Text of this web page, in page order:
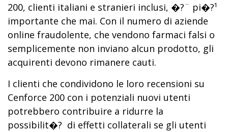
200, clienti italiani e stranieri inclusi, �?¨ pi�?¹
importante che mai. Con il numero di aziende
online fraudolente, che vendono farmaci falsi o
semplicemente non inviano alcun prodotto, gli
acquirenti devono rimanere cauti.
I clienti che condividono le loro recensioni su
Cenforce 200 con i potenziali nuovi utenti
potrebbero contribuire a ridurre la
possibilit�? di effetti collaterali se gli utenti